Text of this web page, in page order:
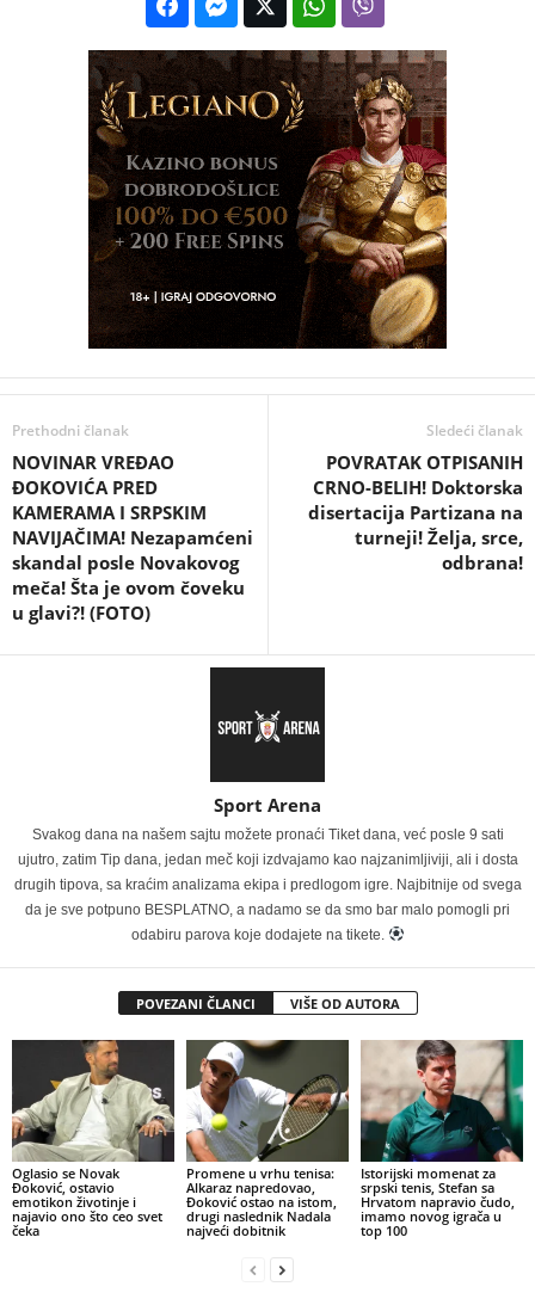
Prethodni članak
NOVINAR VREĐAO
ĐOKOVIĆA PRED
KAMERAMA I SRPSKIM
NAVIJAČIMA! Nezapamćeni
skandal posle Novakovog
meča! Šta je ovom čoveku
u glavi?! (FOTO)
Sledeći članak
POVRATAK OTPISANIH
CRNO-BELIH! Doktorska
disertacija Partizana na
turneji! Želja, srce,
odbrana!
Sport Arena
Svakog dana na našem sajtu možete pronaći Tiket dana, već posle 9 sati
ujutro, zatim Tip dana, jedan meč koji izdvajamo kao najzanimljiviji, ali i dosta
drugih tipova, sa kraćim analizama ekipa i predlogom igre. Najbitnije od svega
da je sve potpuno BESPLATNO, a nadamo se da smo bar malo pomogli pri
odabiru parova koje dodajete na tikete.
POVEZANI ČLANCI VIŠE OD AUTORA
Oglasio se Novak
Đoković, ostavio
emotikon životinje i
najavio ono što ceo svet
čeka
Promene u vrhu tenisa:
Alkaraz napredovao,
Đoković ostao na istom,
drugi naslednik Nadala
najveći dobitnik
Istorijski momenat za
srpski tenis, Stefan sa
Hrvatom napravio čudo,
imamo novog igrača u
top 100